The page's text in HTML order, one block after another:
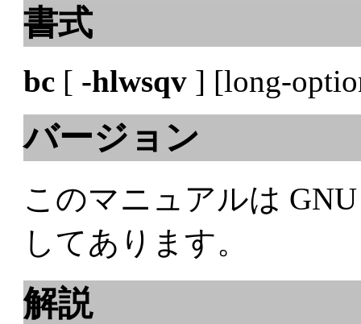
書式
bc [ -hlwsqv ] [long-
バージョン
このマニュアルは
してあります。
解説